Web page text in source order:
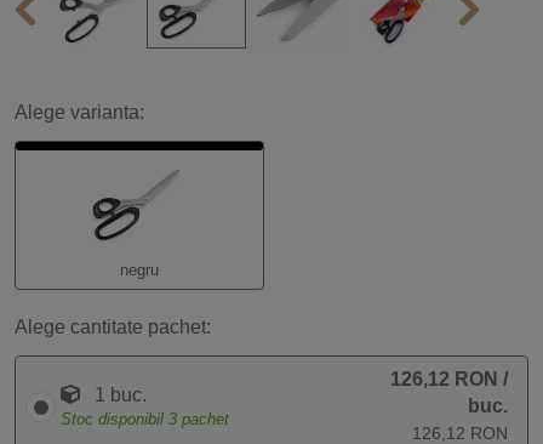
Alege varianta:
negru
Alege cantitate pachet:
1 buc.
Stoc disponibil 3 pachet
126,12 RON /
buc.
126,12 RON